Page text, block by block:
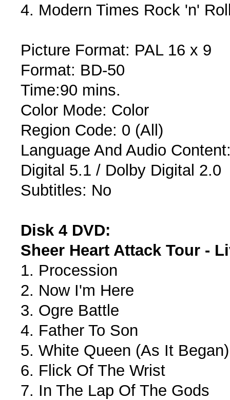
4. Modern Times Rock 'n'
Picture Format: PAL 16 x 9
Format: BD-50
Time:90 mins.
Color Mode: Color
Region Code: 0 (All)
Language And Audio
Digital 5.1 / Dolby Digital 2.0
Subtitles: No
Disk 4 DVD:
Sheer Heart Attack Tour -
1. Procession
2. Now I'm Here
3. Ogre Battle
4. Father To Son
5. White Queen (As It Began)
6. Flick Of The Wrist
7. In The Lap Of The Gods